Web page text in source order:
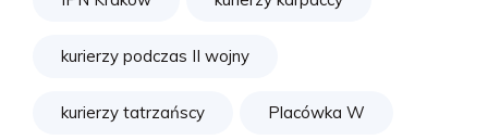
kurierzy podczas II wojny
kurierzy tatrzańscy Placówka W